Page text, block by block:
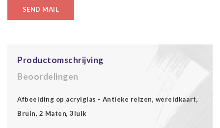
SEND MAIL
Productomschrijving
Beoordelingen
Afbeelding op acrylglas - Antieke reizen, wereldkaart,
Bruin, 2 Maten, 3luik